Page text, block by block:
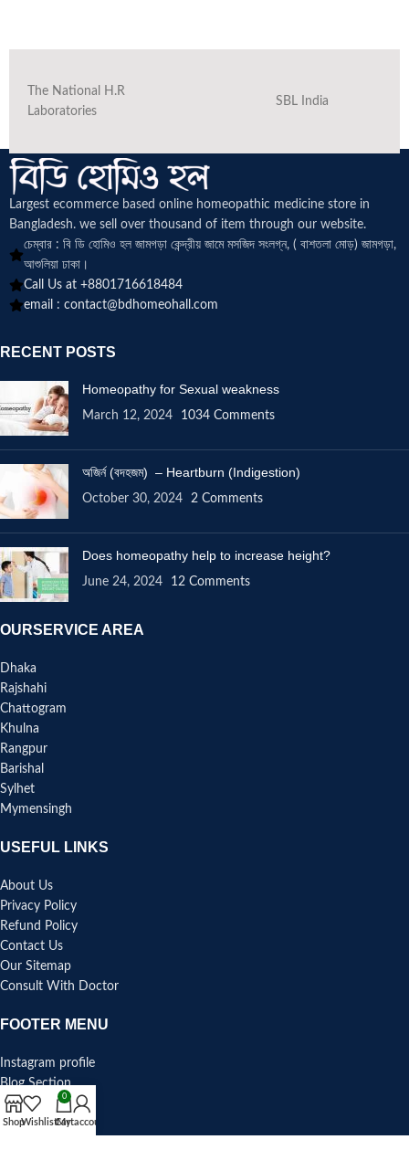
The National H.R
Laboratories
SBL India
Largest ecommerce based online homeopathic medicine store in
Bangladesh. we sell over thousand of item through our website.
চেম্বার : বি ডি হোমিও হল জামগড়া কেন্দ্রীয় জামে মসজিদ সংলগ্ন, ( বাশতলা মোড়) জামগড়া,
আশুলিয়া ঢাকা।
Call Us at +8801716618484
email : contact@bdhomeohall.com
RECENT POSTS
Homeopathy for Sexual weakness
March 12, 2024 1034 Comments
অজির্ন (বদহজম) – Heartburn (Indigestion)
October 30, 2024 2 Comments
Does homeopathy help to increase height?
June 24, 2024 12 Comments
OURSERVICE AREA
Dhaka
Rajshahi
Chattogram
Khulna
Rangpur
Barishal
Sylhet
Mymensingh
USEFUL LINKS
About Us
Privacy Policy
Refund Policy
Contact Us
Our Sitemap
Consult With Doctor
FOOTER MENU
Instagram profile
Blog Section
Facebook Page
Pinterest
ShopWishlist
0
Cart
My account